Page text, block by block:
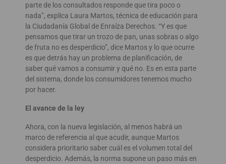
parte de los consultados responde que tira poco o
nada”, explica Laura Martos, técnica de educación para
la Ciudadanía Global de Enraíza Derechos. “Y es que
pensamos que tirar un trozo de pan, unas sobras o algo
de fruta no es desperdicio”, dice Martos y lo que ocurre
es que detrás hay un problema de planificación, de
saber qué vamos a consumir y qué no. Es en esta parte
del sistema, donde los consumidores tenemos mucho
por hacer.
El avance de la ley
Ahora, con la nueva legislación, al menos habrá un
marco de referencia al que acudir, aunque Martos
considera prioritario saber cuál es el volumen total del
desperdicio. Además, la norma supone un paso más en